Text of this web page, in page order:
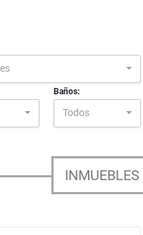
Baños:
Todos
INMUEBLES